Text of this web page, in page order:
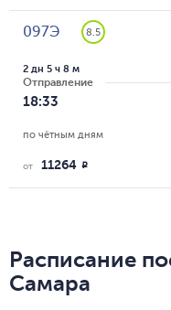
097Э 8.5
Отправление
18:33
2 дн 5 ч 8 м
по чётным дням
от 11264 R
Расписание
Самара